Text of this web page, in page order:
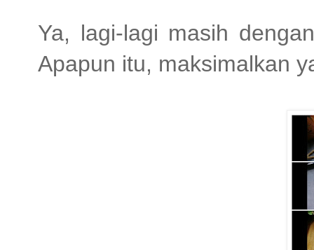
Ya, lagi-lagi masih
Apapun itu, maksimalkan